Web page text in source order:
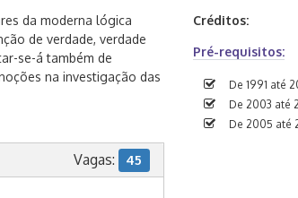
da moderna lógica
de verdade, verdade
se-á também de
na investigação das
Créditos:
Pré-requisitos:
De 1991 até
De 2003 até
De 2005 até
Vagas: 45